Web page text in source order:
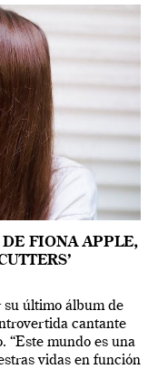
FIONA APPLE,
su último álbum de
cantante
“Este mundo es una
vidas en función